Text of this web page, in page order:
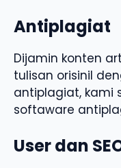
Antiplagiat
Dijamin konten
tulisan orisinil
antiplagiat, kami
softaware
User dan